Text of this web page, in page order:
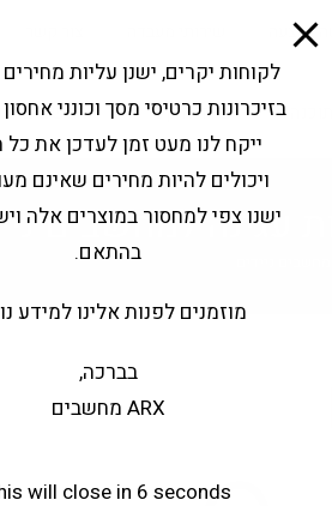
להצעה
ציוד היקפי מחשבים
עגינה למחשבים
ניידים
Default sorting
לקוחות יקרים, ישנן עליות
בזיכרונות כרטיסי מסך וכונני
ייקח לנו מעט זמן לעדכן את
ויכולים להיות מחירים שאינם
ישנו צפי למחסור במוצרים אלה
בהתאם.
מוזמנים לפנות אלינו למידע
בברכה,
ARX מחשבים
will close in 6 seconds